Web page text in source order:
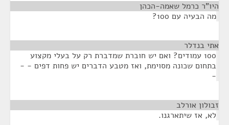
היו"ר כרמל שאמה-הכהן
מה הבעיה עם 100?
אתי בנדלר
100 עמודים? ואם יש חוברת שמדברת רק על בעלי מקצוע
בתחום שכונה מסוימת, ואז מטבע הדברים יש פחות דפים - -
-
זבולון אורלב
לא, אז שיתארגנו.